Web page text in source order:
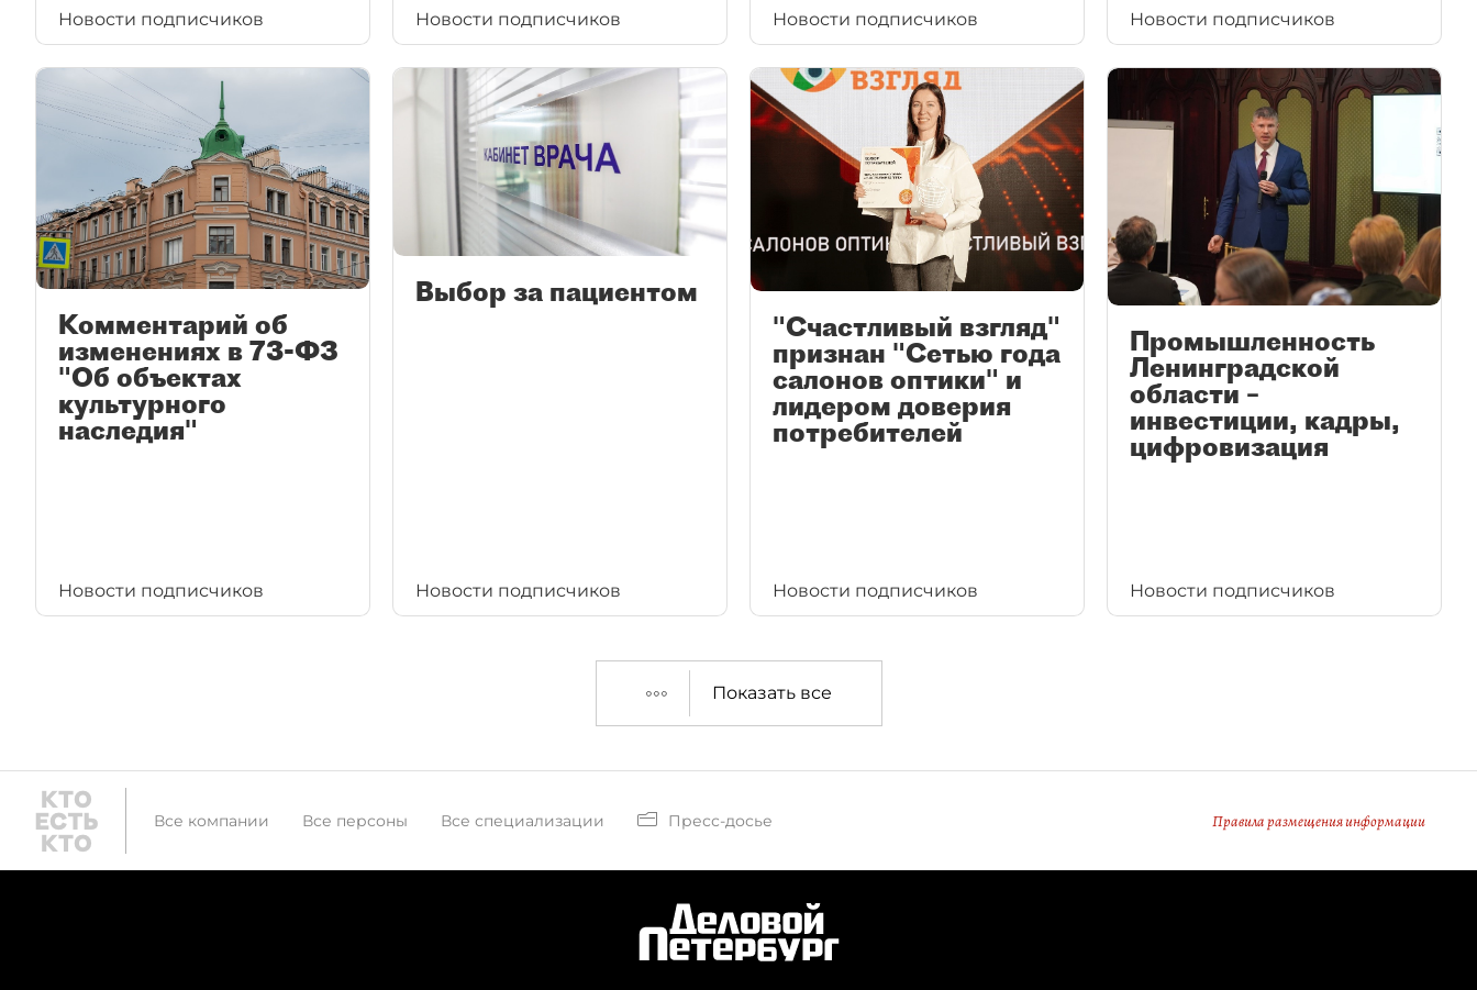
Новости подписчиков Новости подписчиков Новости подписчиков Новости подписчиков
Комментарий об
изменениях в 73-ФЗ
"Об объектах
культурного
наследия"
Новости подписчиков
Выбор за пациентом
Новости подписчиков
"Счастливый взгляд"
признан "Сетью года
салонов оптики" и
лидером доверия
потребителей
Новости подписчиков
Промышленность
Ленинградской
области –
инвестиции, кадры,
цифровизация
Новости подписчиков
Показать все
Все компании Все персоны Все специализации Пресс-досье Правила размещения информации